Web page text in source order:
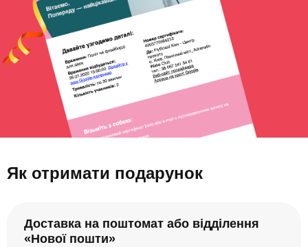
Як отримати подарунок
Доставка на поштомат або відділення
«Нової пошти»